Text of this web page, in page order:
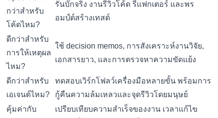
กว่าสำหรับ
โค้ดไหม?
รันบั๊กจริง งานรีวิวโค้ด รีแฟกเตอร์ และพร
อมป์ต์สร้างเทสต์
ดีกว่าสำหรับ
การให้เหตุผล
ไหม?
ใช้ decision memos, การสังเคราะห์งานวิจัย,
เอกสารยาว, และการตรวจหาความขัดแย้ง
ดีกว่าสำหรับ
เอเจนต์ไหม?
ทดสอบเวิร์กโฟลว์เครื่องมือหลายขั้น พร้อมการ
กู้คืนความล้มเหลวและจุดรีวิวโดยมนุษย์
คุ้มค่ากับ
เปรียบเทียบความสำเร็จของงาน เวลาแก้ไข